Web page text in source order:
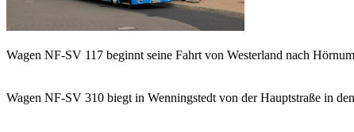
Wagen NF-SV 117 beginnt seine Fahrt von Westerland nach
Wagen NF-SV 310 biegt in Wenningstedt von der Hauptstraße in